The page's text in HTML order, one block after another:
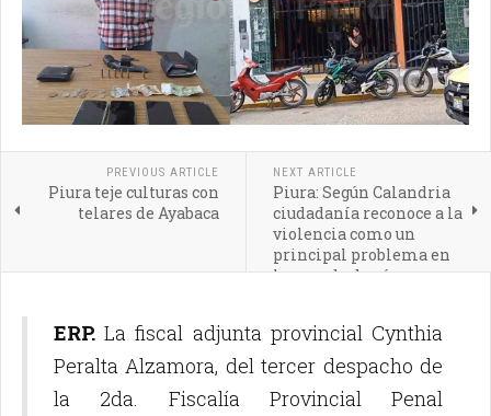
PREVIOUS ARTICLE
Piura teje culturas con
telares de Ayabaca
NEXT ARTICLE
Piura: Según Calandria
ciudadanía reconoce a la
violencia como un
principal problema en
la agenda de género
ERP. La fiscal adjunta provincial Cynthia
Peralta Alzamora, del tercer despacho de
la 2da. Fiscalía Provincial Penal